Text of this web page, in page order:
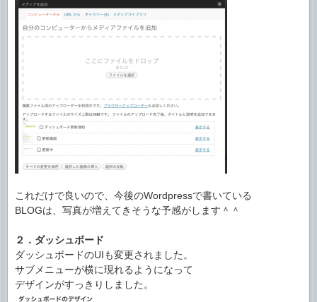
これだけで良いので、今後のWordpressで書いている
BLOGは、写真が増えてきそうな予感がします＾＾
２．ダッシュボード
ダッシュボードのUIも変更されました。
サブメニューが横に現れるようになって
デザインがすっきりしました。